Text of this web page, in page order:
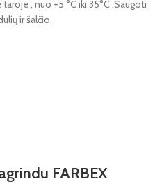
, nuo +5 °C iki 35°C .Saugoti
ir šalčio.
FARBEX